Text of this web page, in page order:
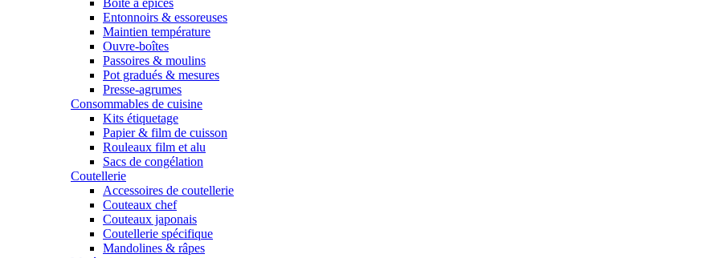
Boite à épices
Entonnoirs & essoreuses
Maintien température
Ouvre-boîtes
Passoires & moulins
Pot gradués & mesures
Presse-agrumes
Consommables de cuisine
Kits étiquetage
Papier & film de cuisson
Rouleaux film et alu
Sacs de congélation
Coutellerie
Accessoires de coutellerie
Couteaux chef
Couteaux japonais
Coutellerie spécifique
Mandolines & râpes